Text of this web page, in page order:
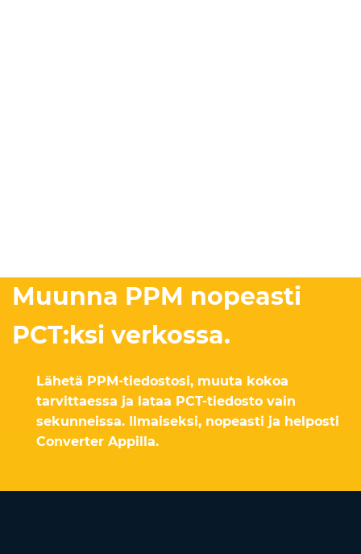
Muunna PPM nopeasti
PCT:ksi verkossa.
Lähetä PPM-tiedostosi, muuta kokoa
tarvittaessa ja lataa PCT-tiedosto vain
sekunneissa. Ilmaiseksi, nopeasti ja helposti
Converter Appilla.